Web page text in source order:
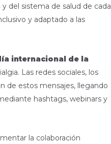
del sistema de salud de cada
y adaptado a las
internacional de la
Las redes sociales, los
de estos mensajes, llegando
hashtags, webinars y
la colaboración